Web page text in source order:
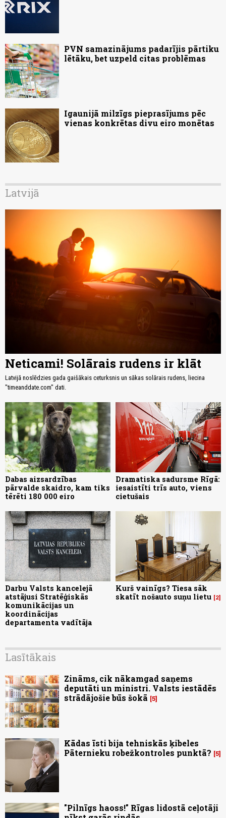
PVN samazinājums padarījis pārtiku
lētāku, bet uzpeld citas problēmas
Igaunijā milzīgs pieprasījums pēc
vienas konkrētas divu eiro monētas
Latvijā
Neticami! Solārais rudens ir klāt
Latvijā noslēdzies gada gaišākais ceturksnis un sākas solārais rudens, liecina
"timeanddate.com" dati.
Dabas aizsardzības
pārvalde skaidro, kam tiks
tērēti 180 000 eiro
Dramatiska sadursme Rīgā:
iesaistīti trīs auto, viens
cietušais
Darbu Valsts kancelejā
atstājusi Stratēģiskās
komunikācijas un
koordinācijas
departamenta vadītāja
Kurš vainīgs? Tiesa sāk
skatīt nošauto suņu lietu 2
Lasītākais
Zināms, cik nākamgad saņems
deputāti un ministri. Valsts iestādēs
strādājošie būs šokā 5
Kādas īsti bija tehniskās ķibeles
Pāternieku robežkontroles punktā? 5
"Pilnīgs haoss!" Rīgas lidostā ceļotāji